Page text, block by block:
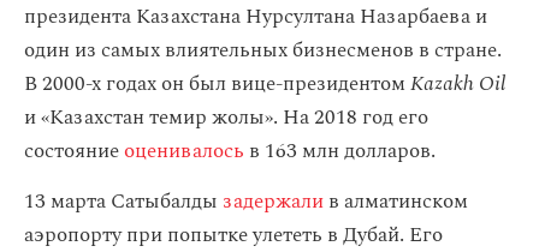
президента Казахстана Нурсултана Назарбаева и
один из самых влиятельных бизнесменов в стране.
В 2000-х годах он был вице-президентомKazakh Oil
и «Казахстан темир жолы». На 2018 год его
состояниеоценивалось в 163 млн долларов.
13 марта Сатыбалды задержалив алматинском
аэропорту при попытке улететь в Дубай. Его